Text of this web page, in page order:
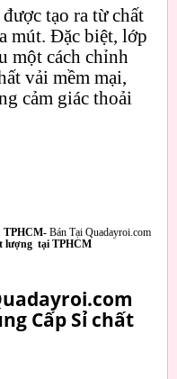
được tạo ra từ chất
mút. Đặc biệt, lớp
một cách chỉnh
vải mềm mại,
cảm giác thoải
TPHCM-Bán Tại Quadayroi.com
lượng tại TPHCM
Cấp Sỉ chất